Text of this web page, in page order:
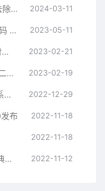
多模板易航网址引导导航源码 v1.9 去除弹窗等开心版 2024-03-11
全开源chatGPT聊天机器人商业版源码 支持魔改 完全开放源代码 2023-05-11
最新企业发卡去授权版-可自定义支付接口 2023-02-21
快乐二级域名分发系统美化版修复版二开版 2023-02-19
最新在线横幅广告_店标_LOGO制作系统源码本地接口版 2022-12-29
布 2022-11-18
2022-11-18
Cloudreve网盘搭建以及对接从机经典教程 2022-11-12